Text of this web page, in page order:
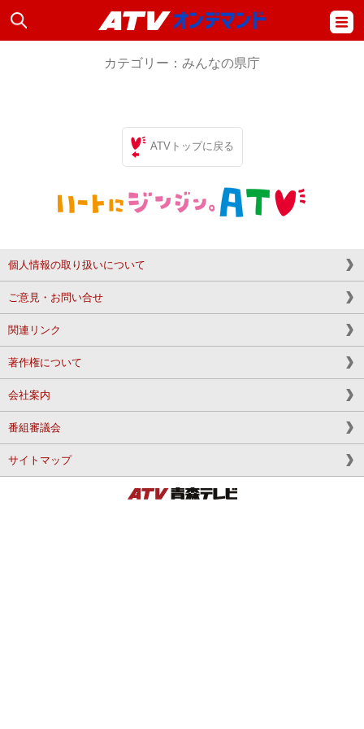
カテゴリー：みんなの県庁
ATVトップに戻る
個人情報の取り扱いについて
ご意見・お問い合せ
関連リンク
著作権について
会社案内
番組審議会
サイトマップ